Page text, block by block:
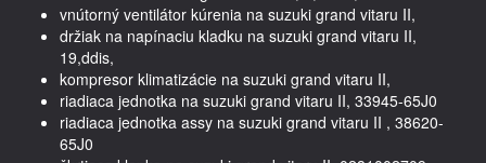
vnútorný ventilátor kúrenia na suzuki grand vitaru II,
držiak na napínaciu kladku na suzuki grand vitaru II,
19,ddis,
kompresor klimatizácie na suzuki grand vitaru II,
riadiaca jednotka na suzuki grand vitaru II, 33945-65J0
riadiaca jednotka assy na suzuki grand vitaru II , 38620-
65J0